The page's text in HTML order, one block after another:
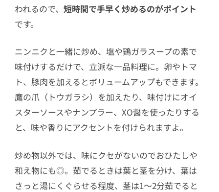
われるので、 短時間で手早く炒めるのがポイント
です。
ニンニクと一緒に炒め、塩や鶏ガラスープの素で
味付けするだけで、立派な一品料理に。卵やトマ
ト、豚肉を加えるとボリュームアップもできます。
鷹の爪（トウガラシ）を加えたり、味付けにオイ
スターソースやナンプラー、XO醤を使ったりする
と、味や香りにアクセントを付けられますよ。
炒め物以外では、味にクセがないのでおひたしや
和え物にも◎。茹でるときは葉と茎を分け、葉は
さっと湯にくぐらせる程度、茎は1〜2分茹でると